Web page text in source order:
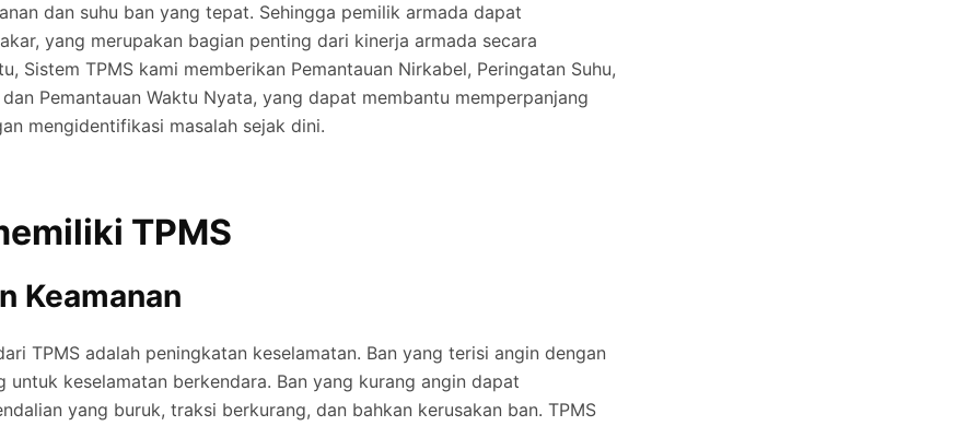
dan suhu ban yang tepat. Sehingga pemilik armada dapat
yang merupakan bagian penting dari kinerja armada secara
Sistem TPMS kami memberikan Pemantauan Nirkabel, Peringatan Suhu,
Pemantauan Waktu Nyata, yang dapat membantu memperpanjang
mengidentifikasi masalah sejak dini.
TPMS
Keamanan
TPMS adalah peningkatan keselamatan. Ban yang terisi angin dengan
untuk keselamatan berkendara. Ban yang kurang angin dapat
yang buruk, traksi berkurang, dan bahkan kerusakan ban. TPMS